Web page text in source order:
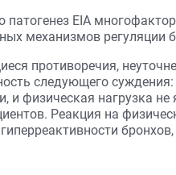
патогенез EIA
механизмов регуляции
противоречия,
следующего
и физическая нагрузка
Реакция на